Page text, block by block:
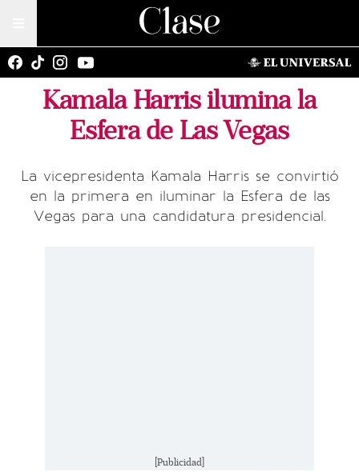
Kamala Harris ilumina la
Esfera de Las Vegas
La vicepresidenta Kamala Harris se convirtió
en la primera en iluminar la Esfera de las
Vegas para una candidatura presidencial.
[Publicidad]